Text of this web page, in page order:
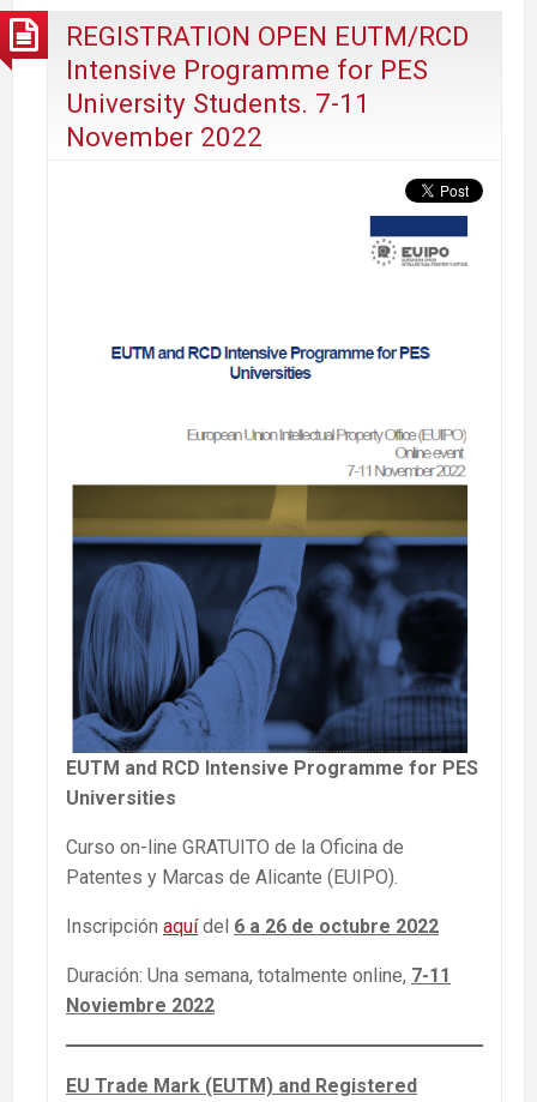
REGISTRATION OPEN EUTM/RCD
Intensive Programme for PES
University Students. 7-11
November 2022
EUTM and RCD Intensive Programme for PES
Universities
Curso on-line GRATUITO de la Oficina de
Patentes y Marcas de Alicante (EUIPO).
Inscripción aquídel 6 a 26 de octubre 2022
Duración: Una semana, totalmente online, 7-11
Noviembre 2022
EU Trade Mark (EUTM) and Registered